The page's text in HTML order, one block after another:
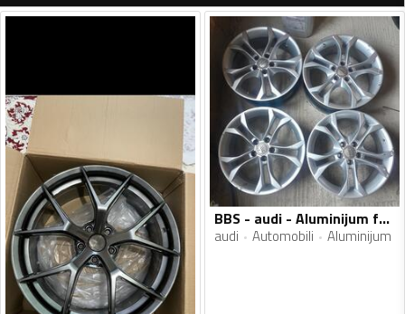
BBS - audi - Aluminijum felne
audi Automobili Aluminijum